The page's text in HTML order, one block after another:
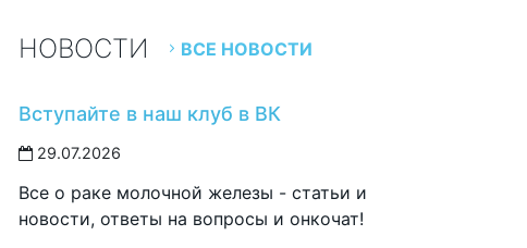
НОВОСТИ ВСЕ НОВОСТИ
Вступайте в наш клуб в ВК
29.07.2026
Все о раке молочной железы - статьи и
новости, ответы на вопросы и онкочат!